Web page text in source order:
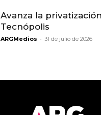
Avanza la
Tecnópolis
ARGMedios - 31 de julio de 2026